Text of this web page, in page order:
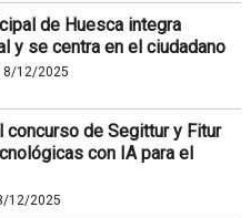
de Huesca integra
y se centra en el ciudadano
12/2025
concurso de Segittur y Fitur
con IA para el
12/2025